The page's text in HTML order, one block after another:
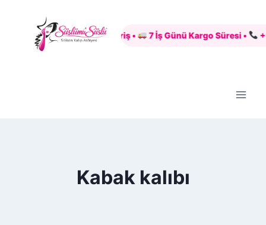
content
Güvenli Alışveriş • 7 İş Günü Kargo Süresi • +90
Kabak kalıbı